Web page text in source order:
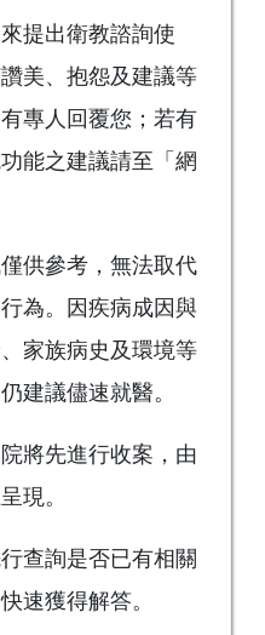
提出衛教諮詢使
美、抱怨及建議等
專人回覆您；若有
能之建議請至「網
供參考，無法取代
為。因疾病成因與
家族病史及環境等
建議儘速就醫。
將先進行收案，由
現。
查詢是否已有相關
速獲得解答。